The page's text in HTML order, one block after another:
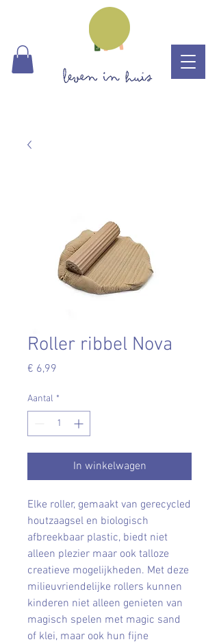
Roller ribbel Nova
€ 6,99
Aantal *
In winkelwagen
Elke roller, gemaakt van gerecycled
houtzaagsel en biologisch
afbreekbaar plastic, biedt niet
alleen plezier maar ook talloze
creatieve mogelijkheden. Met deze
milieuvriendelijke rollers kunnen
kinderen niet alleen genieten van
magisch spelen met magic sand
of klei, maar ook hun fijne